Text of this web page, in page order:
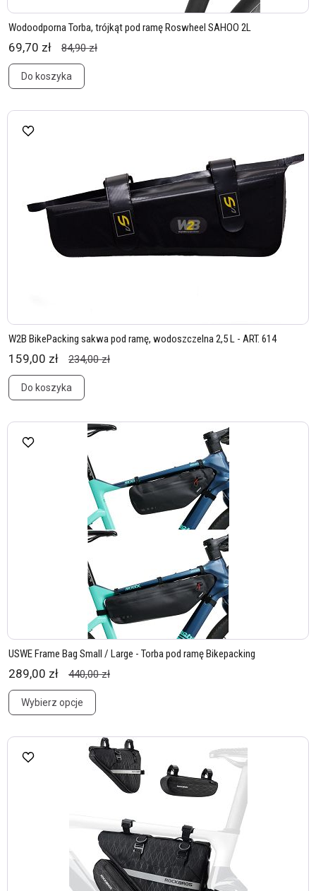
Wodoodporna Torba, trójkąt pod ramę Roswheel SAHOO 2L
69,70 zł 84,90 zł
Do koszyka
W2B BikePacking sakwa pod ramę, wodoszczelna 2,5 L - ART. 614
159,00 zł 234,00 zł
Do koszyka
USWE Frame Bag Small / Large - Torba pod ramę Bikepacking
289,00 zł 440,00 zł
Wybierz opcje